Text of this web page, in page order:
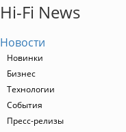
Hi-Fi News
Новости
Новинки
Бизнес
Технологии
События
Пресс-релизы